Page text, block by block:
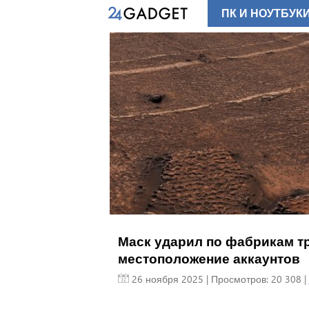
Маск ударил по фабрикам
местоположение аккаунтов
26 ноября 2025 | Просмотров: 20 308 |
ПК И НОУТБУКИ